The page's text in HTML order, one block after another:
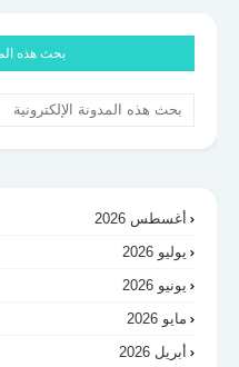
بحث هذه
أغسطس 2026
يوليو 2026
يونيو 2026
مايو 2026
أبريل 2026